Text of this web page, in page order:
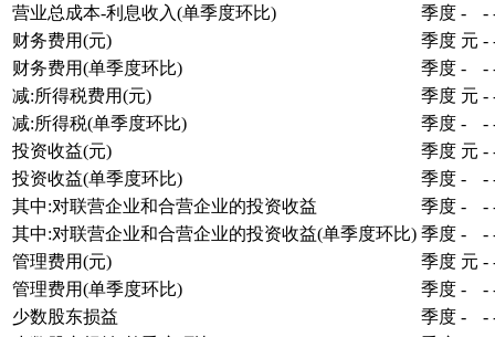
营业总成本-利息收入(单季度环比)
季度 - -
财务费用(元)
季度 元 -
财务费用(单季度环比)
季度 - -
减:所得税费用(元)
季度 元 -
减:所得税(单季度环比)
季度 - -
投资收益(元)
季度 元 -
投资收益(单季度环比)
季度 - -
其中:对联营企业和合营企业的投资收益
季度 - -
其中:对联营企业和合营企业的投资收益(单季度环比) 季度 - -
管理费用(元)
季度 元 -
管理费用(单季度环比)
季度 - -
少数股东损益
季度 - -